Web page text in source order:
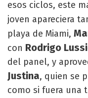
esos ciclos, este
joven apareciera
playa de Miami,
con Rodrigo
del panel, y
Justina, quien se
como si fuera una